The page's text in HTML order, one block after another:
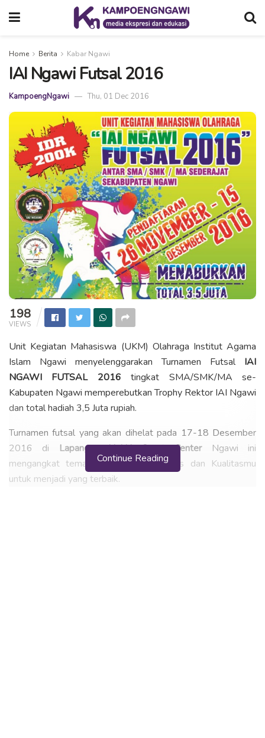
Home Berita Kabar Ngawi
IAI Ngawi Futsal 2016
KampoengNgawi Thu, 01 Dec 2016
198
VIEWS
Unit Kegiatan Mahasiswa (UKM) Olahraga Institut Agama
Islam Ngawi menyelenggarakan Turnamen Futsal IAI
NGAWI FUTSAL 2016 tingkat SMA/SMK/MA se-
Kabupaten Ngawi memperebutkan Trophy Rektor IAI Ngawi
dan total hadiah 3,5 Juta rupiah.
Turnamen futsal yang akan dihelat pada 17-18 Desember
2016 di Lapangan Hokki Sport CenterNgawi ini
mengangkat tema Tunjukkan Sportivitas dan Kualitasmu
untuk menjadi yang terbaik.
Continue Reading